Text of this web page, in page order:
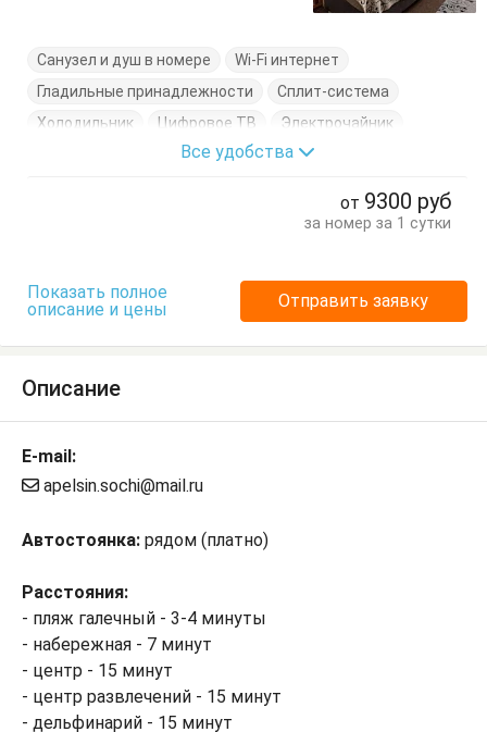
Санузел и душ в номере
Wi-Fi интернет
Гладильные принадлежности
Сплит-система
Холодильник
Цифровое ТВ
Электрочайник
Кровати односпальные
Все удобства
от 9300 руб
за номер за 1 сутки
Показать полное
описание и цены
Отправить заявку
Описание
E-mail:
apelsin.sochi@mail.ru
Автостоянка: рядом (платно)
Расстояния:
- пляж галечный - 3-4 минуты
- набережная - 7 минут
- центр - 15 минут
- центр развлечений - 15 минут
- дельфинарий - 15 минут